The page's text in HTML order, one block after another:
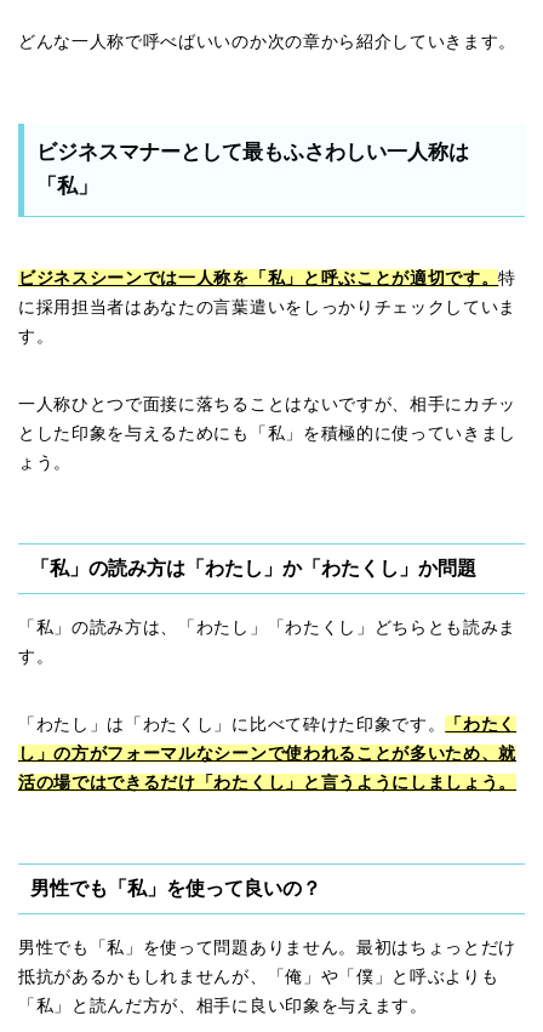
どんな一人称で呼べばいいのか次の章から紹介していきます。
ビジネスマナーとして最もふさわしい一人称は
「私」
ビジネスシーンでは一人称を「私」と呼ぶことが適切です。特
に採用担当者はあなたの言葉遣いをしっかりチェックしていま
す。
一人称ひとつで面接に落ちることはないですが、相手にカチッ
とした印象を与えるためにも「私」を積極的に使っていきまし
ょう。
「私」の読み方は「わたし」か「わたくし」か問題
「私」の読み方は、「わたし」「わたくし」どちらとも読みま
す。
「わたし」は「わたくし」に比べて砕けた印象です。
「わたく
し」の方がフォーマルなシーンで使われることが多いため、就
活の場ではできるだけ「わたくし」と言うようにしましょう。
男性でも「私」を使って良いの？
男性でも「私」を使って問題ありません。最初はちょっとだけ
抵抗があるかもしれませんが、「俺」や「僕」と呼ぶよりも
「私」と読んだ方が、相手に良い印象を与えます。